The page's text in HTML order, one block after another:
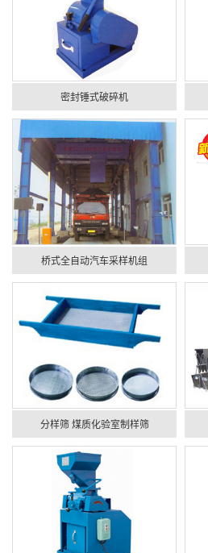
密封锤式破碎机
桥式全自动汽车采样机组
分样筛 煤质化验室制样筛